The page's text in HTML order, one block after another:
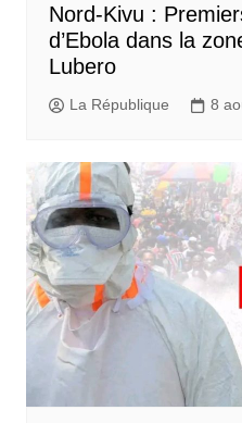
Nord-Kivu :
d’Ebola dans la
Lubero
La République 8